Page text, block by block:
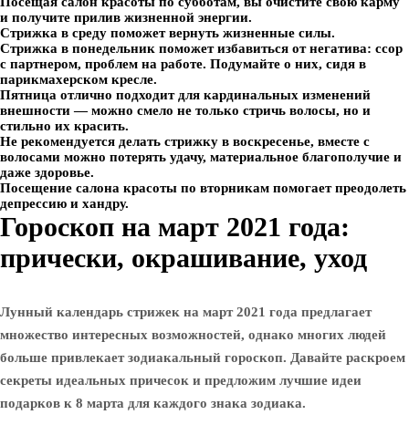
и получите прилив жизненной энергии.
Стрижка в среду поможет вернуть жизненные силы.
Стрижка в понедельник поможет избавиться от негатива: ссор
с партнером, проблем на работе. Подумайте о них, сидя в
парикмахерском кресле.
Пятница отлично подходит для кардинальных изменений
внешности — можно смело не только стричь волосы, но и
стильно их красить.
Не рекомендуется делать стрижку в воскресенье, вместе с
волосами можно потерять удачу, материальное благополучие и
даже здоровье.
Посещение салона красоты по вторникам помогает преодолеть
депрессию и хандру.
Гороскоп на март 2021 года:
прически, окрашивание, уход
Лунный календарь стрижек на март 2021 года предлагает
множество интересных возможностей, однако многих людей
больше привлекает зодиакальный гороскоп. Давайте раскроем
секреты идеальных причесок и предложим лучшие идеи
подарков к 8 марта для каждого знака зодиака.